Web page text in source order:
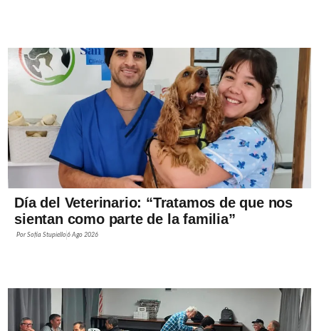
Día del Veterinario: “Tratamos de que nos
sientan como parte de la familia”
PorSofía Stupiello6 Ago 2026